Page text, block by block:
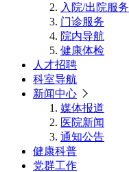
入院/出院服务
门诊服务
院内导航
健康体检
人才招聘
科室导航
新闻中心
媒体报道
医院新闻
通知公告
健康科普
党群工作